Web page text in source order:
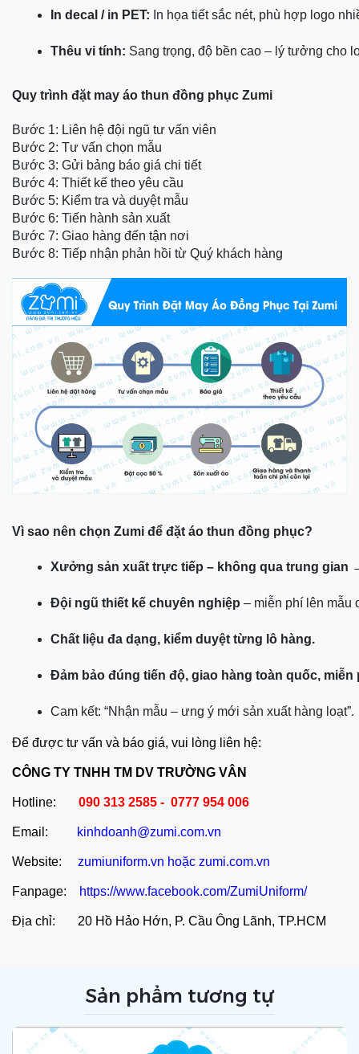
In decal / in PET: In họa tiết sắc nét, phù hợp logo
Thêu vi tính: Sang trọng, độ bền cao – lý tưởng cho
Quy trình đặt may áo thun đồng phục Zumi
Bước 1: Liên hệ đội ngũ tư vấn viên
Bước 2: Tư vấn chọn mẫu
Bước 3: Gửi bảng báo giá chi tiết
Bước 4: Thiết kế theo yêu cầu
Bước 5: Kiểm tra và duyệt mẫu
Bước 6: Tiến hành sản xuất
Bước 7: Giao hàng đến tận nơi
Bước 8: Tiếp nhận phản hồi từ Quý khách hàng
Vì sao nên chọn Zumi để đặt áo thun đồng phục?
Xưởng sản xuất trực tiếp – không qua trung gian
Đội ngũ thiết kế chuyên nghiệp – miễn phí lên mẫu
Chất liệu đa dạng, kiểm duyệt từng lô hàng.
Đảm bảo đúng tiến độ, giao hàng toàn quốc, miễn
Cam kết: “Nhận mẫu – ưng ý mới sản xuất hàng loạt”.
Để được tư vấn và báo giá, vui lòng liên hệ:
CÔNG TY TNHH TM DV TRƯỜNG VÂN
Hotline: 090 313 2585 - 0777 954 006
Email: kinhdoanh@zumi.com.vn
Website: zumiuniform.vn hoặc zumi.com.vn
Fanpage: https://www.facebook.com/ZumiUniform/
Địa chỉ: 20 Hồ Hảo Hớn, P. Cầu Ông Lãnh, TP.HCM
Sản phẩm tương tự